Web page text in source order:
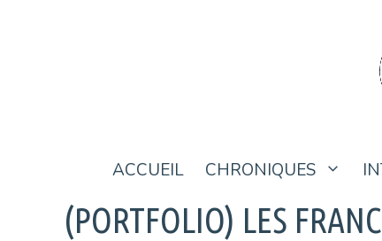
ACCUEIL CHRONIQUES
(PORTFOLIO) LES